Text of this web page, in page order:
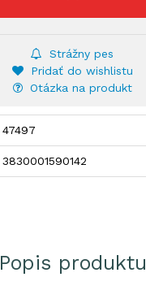
Strážny pes
Pridať do wishlistu
Otázka na produkt
47497
3830001590142
Popis produktu